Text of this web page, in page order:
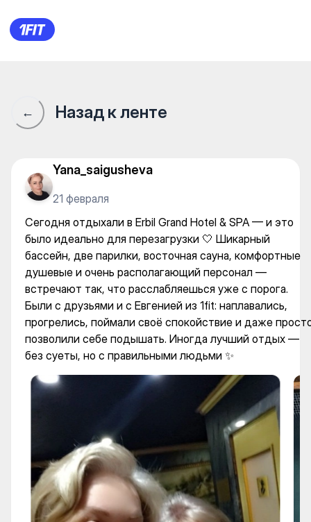
Erbil Grand Hotel — Gym
← Назад к ленте
Yana_saigusheva
21 февраля
Сегодня отдыхали в Erbil Grand Hotel & SPA — и это
было идеально для перезагрузки 🤍 Шикарный
бассейн, две парилки, восточная сауна, комфортные
душевые и очень располагающий персонал —
встречают так, что расслабляешься уже с порога.
Были с друзьями и с Евгенией из 1fit: наплавались,
прогрелись, поймали своё спокойствие и даже
позволили себе подышать. Иногда лучший отдых —
без суеты, но с правильными людьми ✨